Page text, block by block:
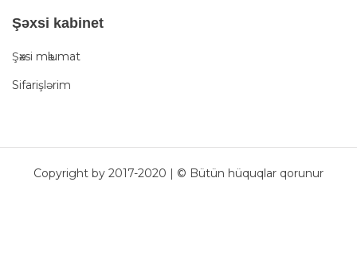
Şәxsi kabinet
Şәxsi mәlumat
Sifarişlərim
Copyright by 2017-2020 | © Bütün hüquqlar qorunur